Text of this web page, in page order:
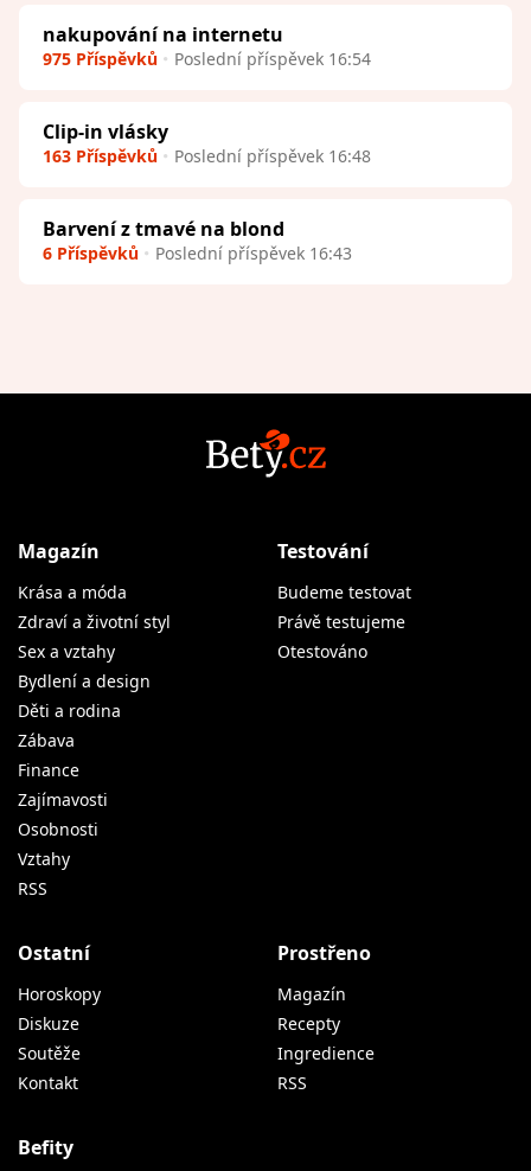
nakupování na internetu
975 Příspěvků Poslední příspěvek 16:54
Clip-in vlásky
163 Příspěvků Poslední příspěvek 16:48
Barvení z tmavé na blond
6 Příspěvků Poslední příspěvek 16:43
Magazín
Krása a móda
Zdraví a životní styl
Sex a vztahy
Bydlení a design
Děti a rodina
Zábava
Finance
Zajímavosti
Osobnosti
Vztahy
RSS
Testování
Budeme testovat
Právě testujeme
Otestováno
Ostatní
Horoskopy
Diskuze
Soutěže
Kontakt
Prostřeno
Magazín
Recepty
Ingredience
RSS
Befity